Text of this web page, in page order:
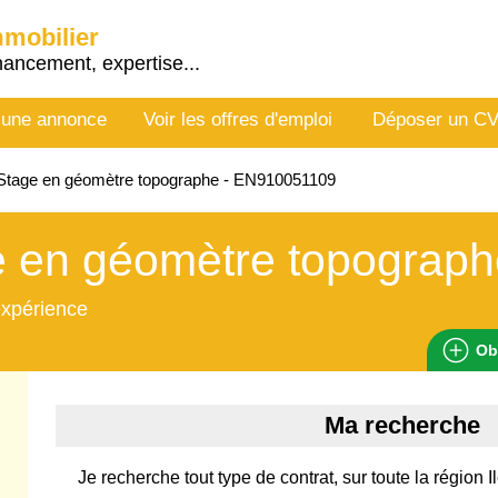
expertise...
annonce Voir les offres d'emploi Déposer un CV
en géomètre topographe - EN910051109
en géomètre
Ma recherche
Je recherche tout type de contrat, sur toute la région